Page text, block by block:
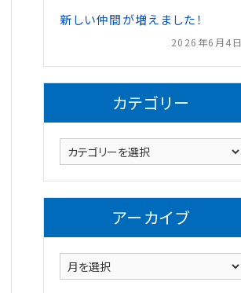
新しい仲間が増えました！
2026年6月4日
カテゴリー
カ
テ
アーカイブ
ア
ー